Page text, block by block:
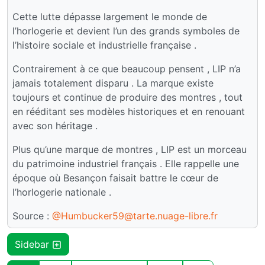
Cette lutte dépasse largement le monde de
l’horlogerie et devient l’un des grands symboles de
l’histoire sociale et industrielle française .
Contrairement à ce que beaucoup pensent , LIP n’a
jamais totalement disparu . La marque existe
toujours et continue de produire des montres , tout
en rééditant ses modèles historiques et en renouant
avec son héritage .
Plus qu’une marque de montres , LIP est un morceau
du patrimoine industriel français . Elle rappelle une
époque où Besançon faisait battre le cœur de
l’horlogerie nationale .
Source : @Humbucker59@tarte.nuage-libre.fr
Sidebar